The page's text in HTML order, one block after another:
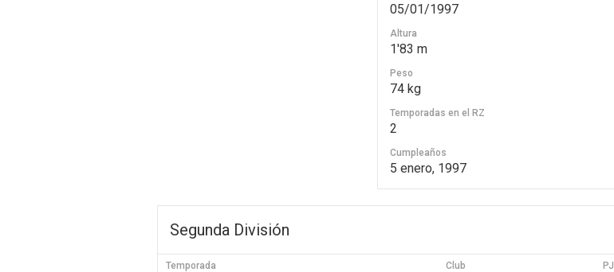
05/01/1997
Altura
1'83 m
Peso
74 kg
Temporadas en el RZ
2
Cumpleaños
5 enero, 1997
Segunda División
Temporada Club PJ